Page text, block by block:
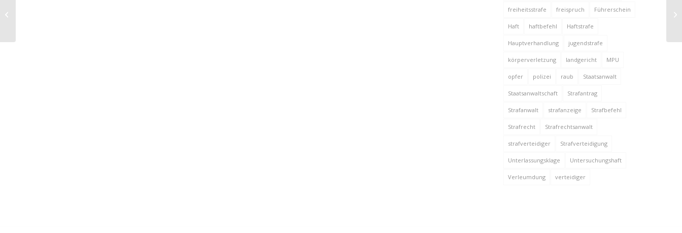
freiheitsstrafe freispruch Führerschein
Haft haftbefehl Haftstrafe
Hauptverhandlung jugendstrafe
körperverletzung landgericht MPU
opfer polizei raub Staatsanwalt
Staatsanwaltschaft Strafantrag
Strafanwalt strafanzeige Strafbefehl
Strafrecht Strafrechtsanwalt
strafverteidiger Strafverteidigung
Unterlassungsklage Untersuchungshaft
Verleumdung verteidiger